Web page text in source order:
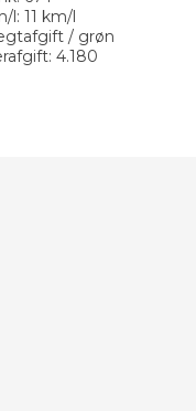
l: 11 km/l
/ grøn
4.180